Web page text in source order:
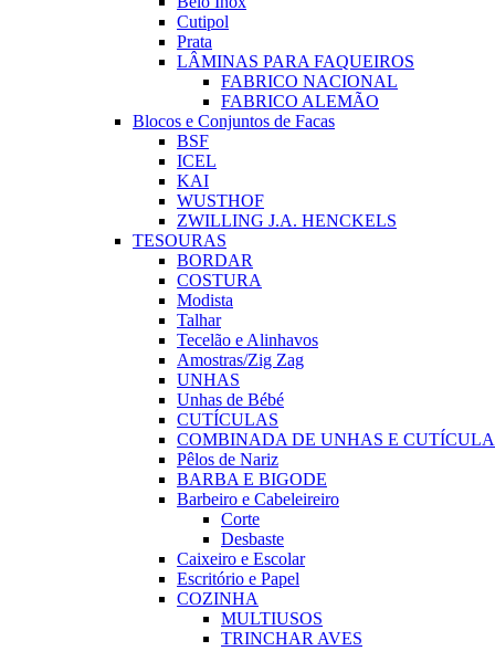
Cutipol
Prata
LÂMINAS PARA FAQUEIROS
FABRICO NACIONAL
FABRICO ALEMÃO
Blocos e Conjuntos de Facas
BSF
ICEL
KAI
WUSTHOF
ZWILLING J.A. HENCKELS
TESOURAS
BORDAR
COSTURA
Modista
Talhar
Tecelão e Alinhavos
Amostras/Zig Zag
UNHAS
Unhas de Bébé
CUTÍCULAS
COMBINADA DE UNHAS E
Pêlos de Nariz
BARBA E BIGODE
Barbeiro e Cabeleireiro
Corte
Desbaste
Caixeiro e Escolar
Escritório e Papel
COZINHA
MULTIUSOS
TRINCHAR AVES